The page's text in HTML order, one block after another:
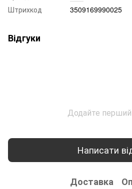
Штрихкод
3509169990025
Відгуки
Додайте перший
Написати
Доставка